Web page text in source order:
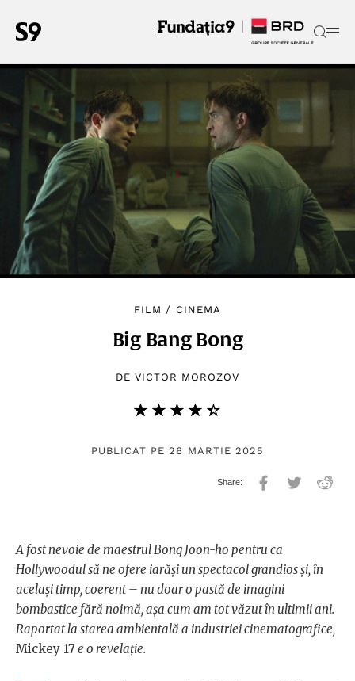
FILM / CINEMA
Big Bang Bong
DE VICTOR MOROZOV
★★★★★
☆☆☆☆☆
PUBLICAT PE 26 MARTIE 2025
A fost nevoie de maestrul Bong Joon-ho pentru ca
Hollywoodul să ne ofere iarăși un spectacol grandios și, în
același timp, coerent – nu doar o pastă de imagini
bombastice fără noimă, așa cum am tot văzut în ultimii ani.
Raportat la starea ambientală a industriei cinematografice,
Mickey 17 e o revelație.